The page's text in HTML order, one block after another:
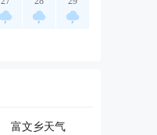
富文乡天气